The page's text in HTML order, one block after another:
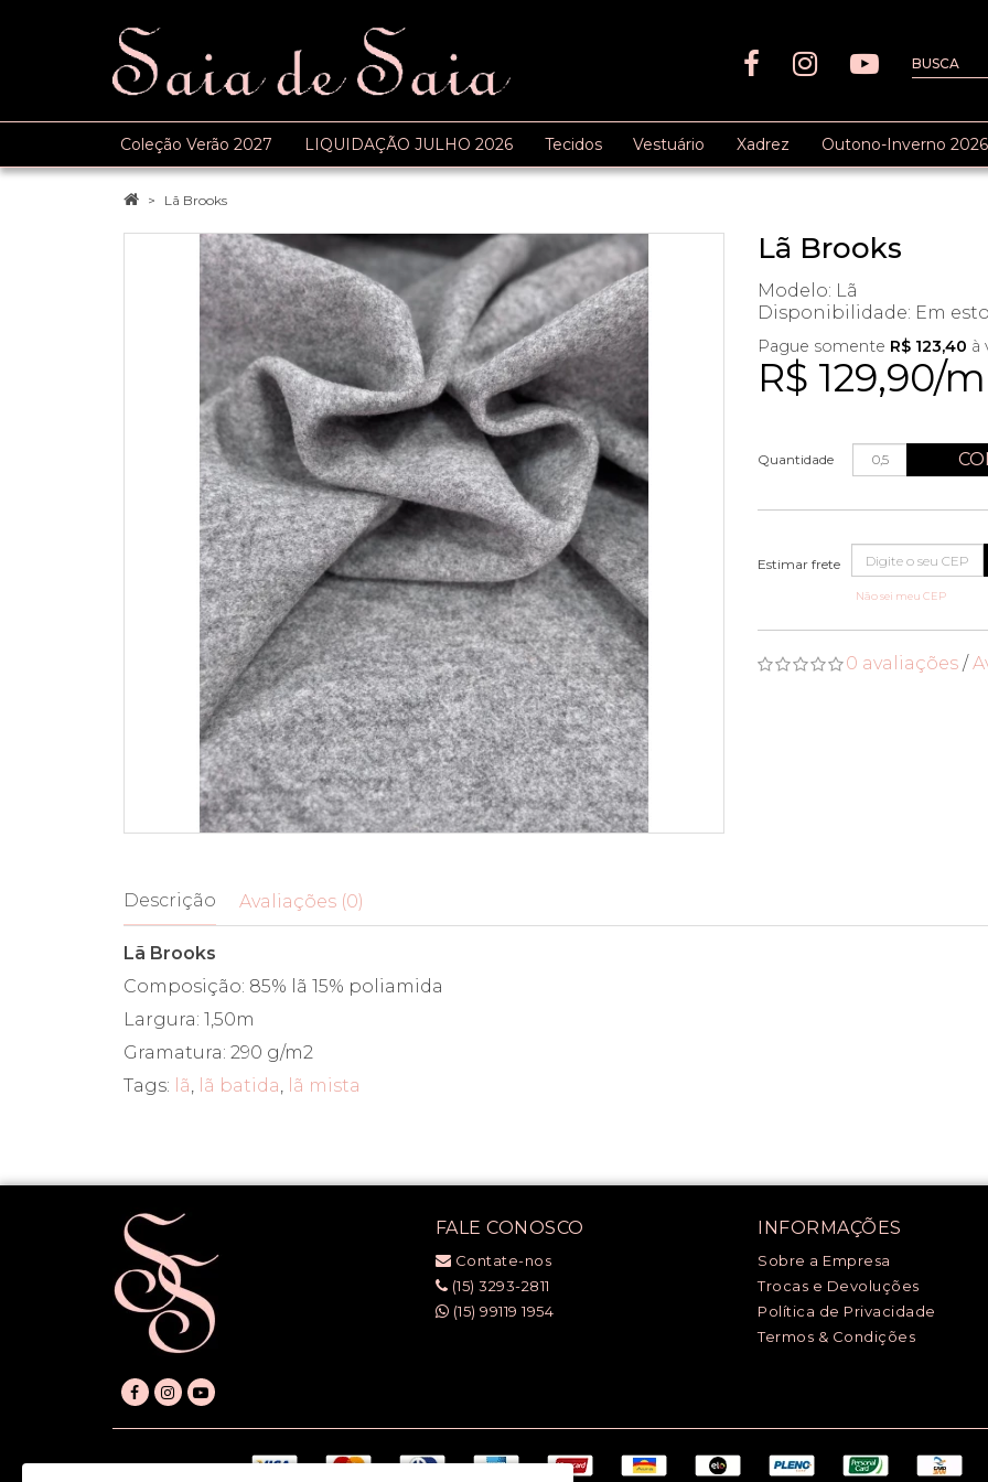
Coleção Verão 2027 LIQUIDAÇÃO JULHO 2026 Tecidos Vestuário Xadrez Outono-Inverno 2026
Lã Brooks
Lã Brooks
Modelo: Lã
Disponibilidade: Em
R$ 129,90/m
Pague somente R$ 123,40 à
Quantidade
Não sei meu CEP
0 avaliações /
Descrição Avaliações (0)
Lã Brooks
Composição: 85% lã 15% poliamida
Largura: 1,50m
Gramatura: 290 g/m2
Tags: lã, lã batida, lã mista
FALE CONOSCO
Contate-nos
(15) 3293-2811
(15) 99119 1954
INFORMAÇÕES
Sobre a Empresa
Trocas e Devoluções
Política de Privacidade
Termos & Condições